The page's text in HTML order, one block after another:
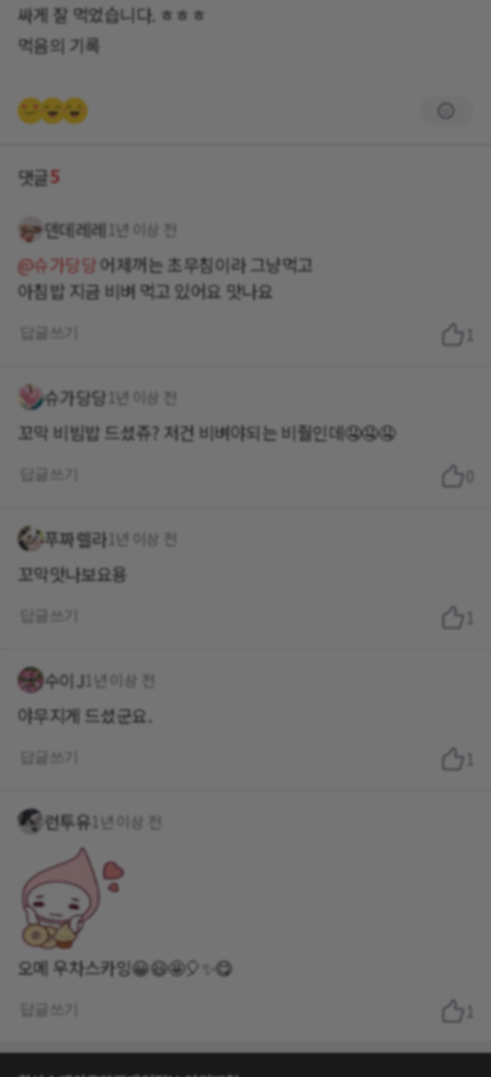
싸게 잘 먹었습니다. ㅎㅎㅎ
먹음의 기록
댓글5
덴데레레 1년 이상 전
@슈가당당어제꺼는 초무침이라 그냥먹고
아침밥 지금 비벼 먹고 있어요 맛나요
1
슈가당당 1년 이상 전
꼬막 비빔밥 드셨쥬? 저건 비벼야되는 비줠인데🤤🤤🤤
푸짜렐라1년 이상 전
꼬막맛나보요용
1
수이J1년 이상 전
야무지게 드셨군요.
1
런투유 1년 이상 전
오메 우차스카잉😀😃🤩🎈✨️😋
1